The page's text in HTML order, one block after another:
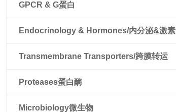
GPCR & G蛋白
Endocrinology & Hormones/内分泌&激素
Transmembrane Transporters/跨膜转运
Proteases蛋白酶
Microbiology微生物